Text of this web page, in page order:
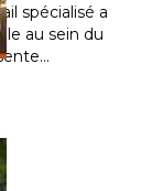
spécialisé a
au sein du